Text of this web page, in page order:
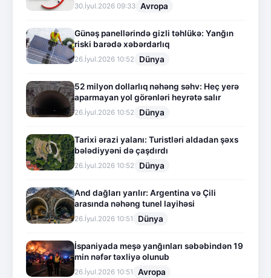
30.İyul.2026 09:33 Avropa
Günəş panellərində gizli təhlükə: Yanğın
riski barədə xəbərdarlıq
26.İyul.2026 10:52 Dünya
52 milyon dollarlıq nəhəng səhv: Heç yerə
aparmayan yol görənləri heyrətə salır
26.İyul.2026 10:52 Dünya
Tarixi ərazi yalanı: Turistləri aldadan şəxs
bələdiyyəni də çaşdırdı
26.İyul.2026 10:52 Dünya
And dağları yarılır: Argentina və Çili
arasında nəhəng tunel layihəsi
26.İyul.2026 10:51 Dünya
İspaniyada meşə yanğınları səbəbindən 19
min nəfər təxliyə olunub
26.İyul.2026 10:51 Avropa